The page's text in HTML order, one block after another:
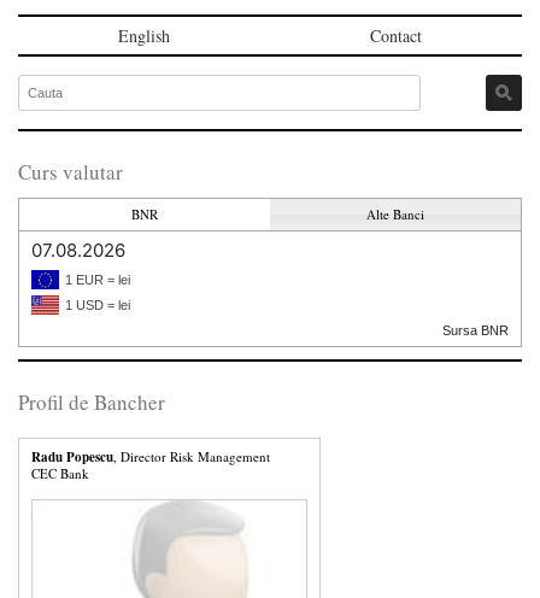
English Contact
Curs valutar
BNR Alte Banci
07.08.2026
1 EUR = lei
1 USD = lei
Sursa BNR
Profil de Bancher
Radu Popescu , Director Risk Management
CEC Bank